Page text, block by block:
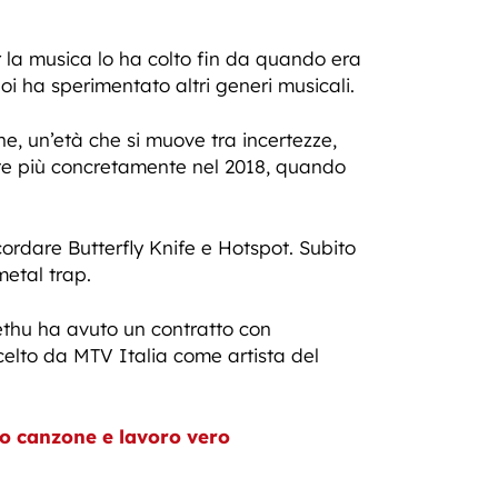
la musica lo ha colto fin da quando era
ha sperimentato altri generi musicali.
un’età che si muove tra incertezze,
più concretamente nel 2018, quando
Butterfly Knife e Hotspot. Subito
trap.
ha avuto un contratto con
da MTV Italia come artista del
canzone e lavoro vero